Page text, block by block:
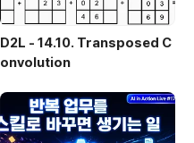
D2L - 14.10. Transposed C
onvolution